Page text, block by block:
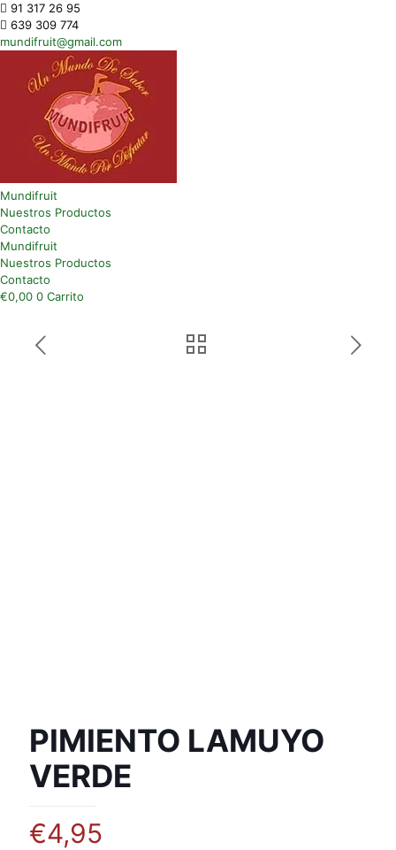
91 317 26 95
639 309 774
mundifruit@gmail.com
Mundifruit
Nuestros Productos
Contacto
Mundifruit
Nuestros Productos
Contacto
€0,00 0 Carrito
PIMIENTO LAMUYO
VERDE
€4,95